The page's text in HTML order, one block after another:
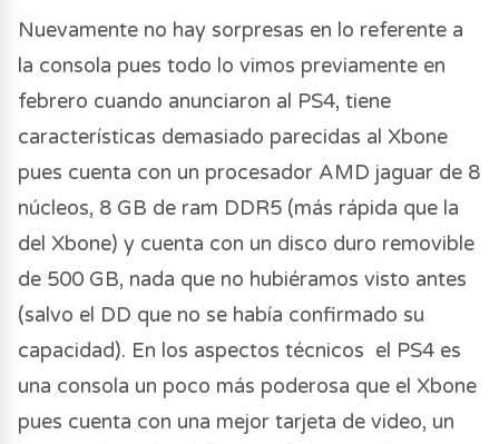
Nuevamente no hay sorpresas en lo referente a
la consola pues todo lo vimos previamente en
febrero cuando anunciaron al PS4, tiene
características demasiado parecidas al Xbone
pues cuenta con un procesador AMD jaguar de 8
núcleos, 8 GB de ram DDR5 (más rápida que la
del Xbone) y cuenta con un disco duro removible
de 500 GB, nada que no hubiéramos visto antes
(salvo el DD que no se había confirmado su
capacidad). En los aspectos técnicos el PS4 es
una consola un poco más poderosa que el Xbone
pues cuenta con una mejor tarjeta de video, un